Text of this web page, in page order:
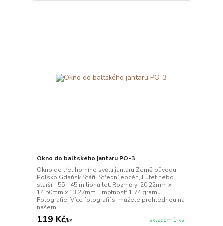
Okno do baltského jantaru PO-3
Okno do třetihorního světa jantaru Země původu:
Polsko Gdaňsk Stáří: Střední eocén, Lutet nebo
starší - 55 - 45 milionů let. Rozměry: 20.22mm x
14.50mm x 13.27mm Hmotnost: 1.74 gramu
Fotografie: Více fotografií si můžete prohlédnou na
našem
119 Kč/ks skladem 1 ks